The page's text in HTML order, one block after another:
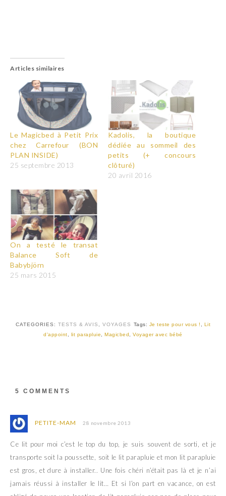
Articles similaires
Le Magicbed à Petit Prix
chez Carrefour (BON
PLAN INSIDE)
25 septembre 2013
Kadolis, la boutique
dédiée au sommeil des
petits (+ concours
clôturé)
20 avril 2016
On a testé le transat
Balance Soft de
Babybjörn
25 mars 2015
CATEGORIES: TESTS & AVIS VOYAGES Tags: Je teste pour vous !
Lit
d'appoint
lit parapluie ,Magicbed ,Voyager avec bébé
5 COMMENTS
PETITE-MAM 28 novembre 2013
Ce lit pour moi c’est le top du top, je suis souvent de sorti, et je
transporte soit la poussette, soit le lit parapluie et mon lit parapluie
est gros, et dure à installer.. Une fois chéri n’était pas là et je n’ai
jamais réussi à installer le lit… Et si l’on part en vacance, on est